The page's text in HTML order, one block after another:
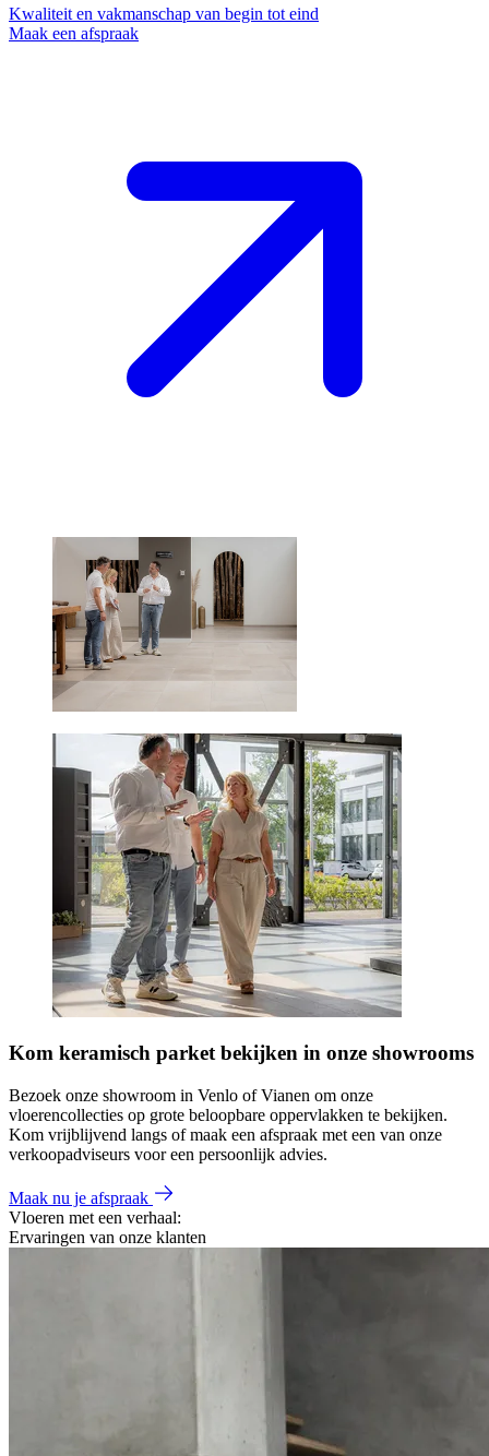
Kwaliteit en vakmanschap van begin tot eind
Maak een afspraak
Kom keramisch parket bekijken in onze showrooms
Bezoek onze showroom in Venlo of Vianen om onze
vloerencollecties op grote beloopbare oppervlakken te bekijken.
Kom vrijblijvend langs of maak een afspraak met een van onze
verkoopadviseurs voor een persoonlijk advies.
Maak nu je afspraak
Vloeren met een verhaal:
Ervaringen van onze klanten